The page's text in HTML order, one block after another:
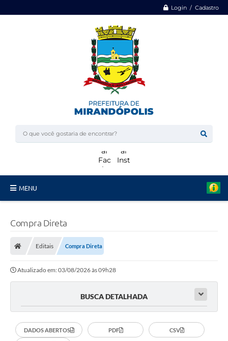
Login / Cadastro
MENU
Licitações
Transparência
Legislação
Previdência Complementar
Compra Direta
Editais Compra Direta
Atualizado em: 03/08/2026 às 09h28
BUSCA DETALHADA
DADOS ABERTOS PDF CSV